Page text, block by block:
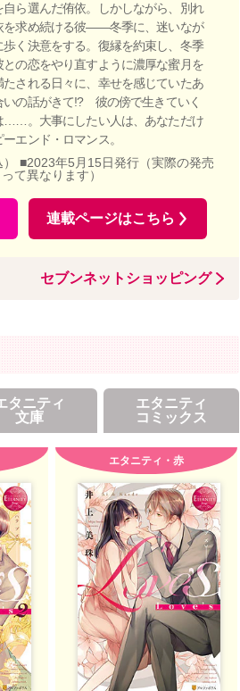
ら選んだ侑依。しかしながら、別れ
を求め続ける彼――冬季に、迷いなが
く決意をする。復縁を約束し、冬季
の恋をやり直すように濃厚な蜜月を
される日々に、幸せを感じていたあ
の話がきて!? 彼の傍で生きていく
……。大事にしたい人は、あなただけ
エンド・ロマンス。
■2023年5月15日発行（実際の発売
て異なります）
連載ページはこちら
セブンネットショッピング
タニティ
文庫
エタニティ
コミックス
エタニティ・赤